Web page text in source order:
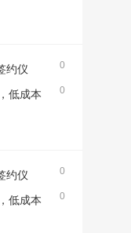
融资、获
0
约仪
0
低成本
资、获
0
约仪
0
低成本